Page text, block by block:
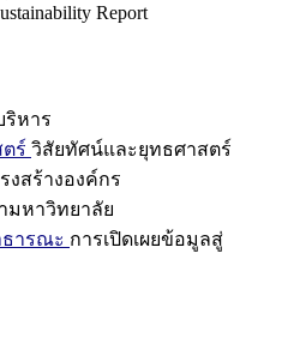
Report
หาร
ร์ วิสัยทัศน์และยุทธศาสตร์
งสร้างองค์กร
มหาวิทยาลัย
ธารณะ การเปิดเผยข้อมูลสู่